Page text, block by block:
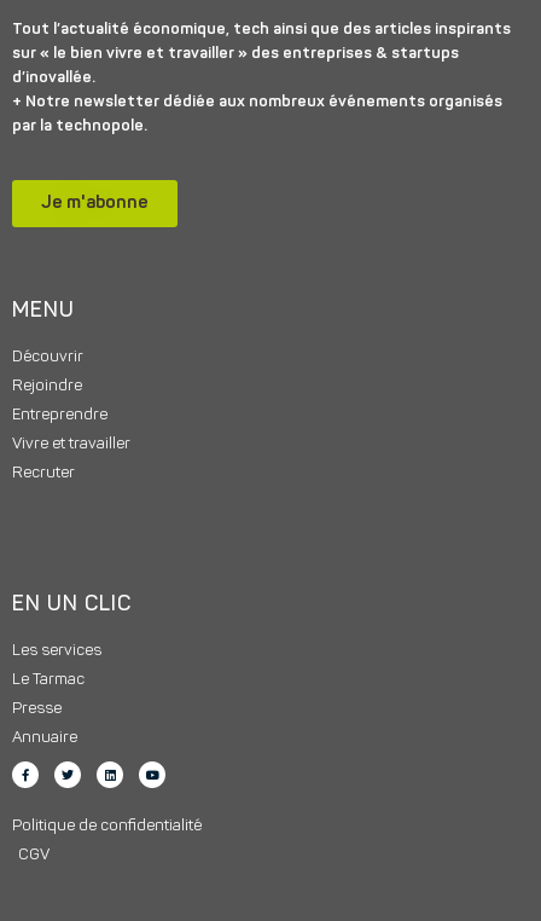
Tout l’actualité économique, tech ainsi que des articles inspirants
sur « le bien vivre et travailler » des entreprises & startups
d’inovallée.
+ Notre newsletter dédiée aux nombreux événements organisés
par la technopole.
Je m'abonne
MENU
Découvrir
Rejoindre
Entreprendre
Vivre et travailler
Recruter
EN UN CLIC
Les services
Le Tarmac
Presse
Annuaire
Politique de confidentialité
CGV